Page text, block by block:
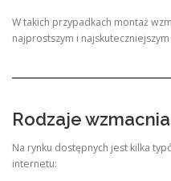
W takich przypadkach montaż
najprostszym i
Rodzaje
Na rynku dostępnych jest kilka
internetu: